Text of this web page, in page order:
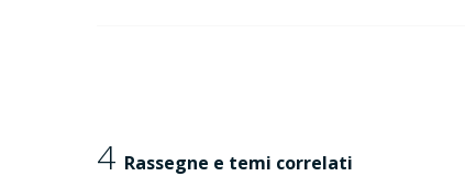
4 Rassegne e temi correlati